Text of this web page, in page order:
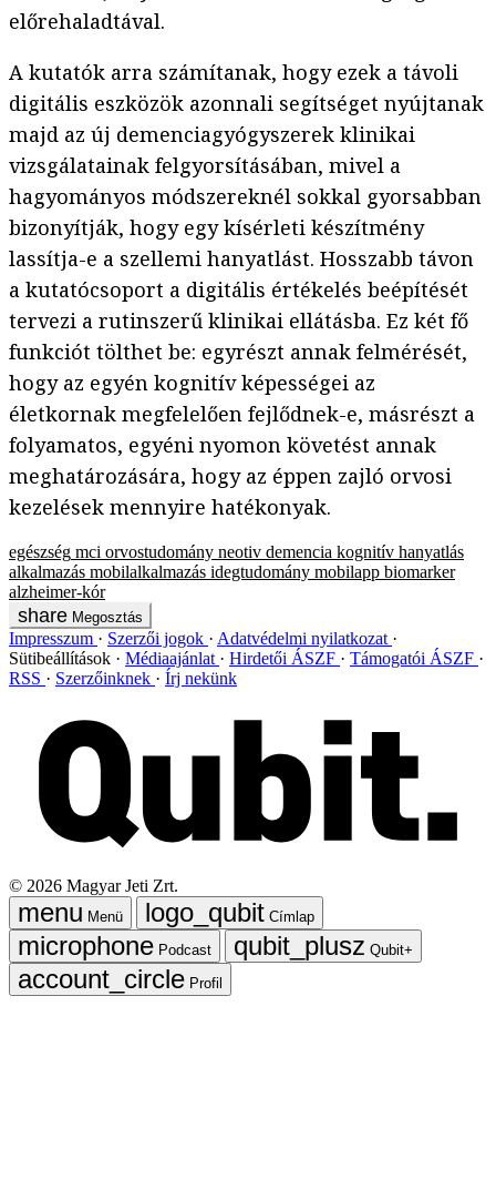
előrehaladtával.
A kutatók arra számítanak, hogy ezek a távoli
digitális eszközök azonnali segítséget nyújtanak
majd az új demenciagyógyszerek klinikai
vizsgálatainak felgyorsításában, mivel a
hagyományos módszereknél sokkal gyorsabban
bizonyítják, hogy egy kísérleti készítmény
lassítja-e a szellemi hanyatlást. Hosszabb távon
a kutatócsoport a digitális értékelés beépítését
tervezi a rutinszerű klinikai ellátásba. Ez két fő
funkciót tölthet be: egyrészt annak felmérését,
hogy az egyén kognitív képességei az
életkornak megfelelően fejlődnek-e, másrészt a
folyamatos, egyéni nyomon követést annak
meghatározására, hogy az éppen zajló orvosi
kezelések mennyire hatékonyak.
egészség mci orvostudomány neotiv demencia kognitív hanyatlás
alkalmazás mobilalkalmazás idegtudomány mobilapp biomarker
alzheimer-kór
Megosztás
Impresszum Szerzői jogok
Adatvédelmi nyilatkozat
Sütibeállítások
Médiaajánlat Hirdetői ÁSZF
Támogatói ÁSZF
RSS
Szerzőinknek Írj nekünk
© 2026 Magyar Jeti Zrt.
Menü
Címlap
Podcast
Qubit+
Profil